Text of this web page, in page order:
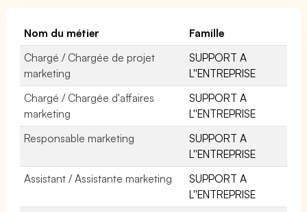
Nom du métier
Famille
Chargé / Chargée de projet
marketing
SUPPORT A
L''ENTREPRISE
Chargé / Chargée d'affaires
marketing
SUPPORT A
L''ENTREPRISE
Responsable marketing
SUPPORT A
L''ENTREPRISE
Assistant / Assistante marketing
SUPPORT A
L''ENTREPRISE